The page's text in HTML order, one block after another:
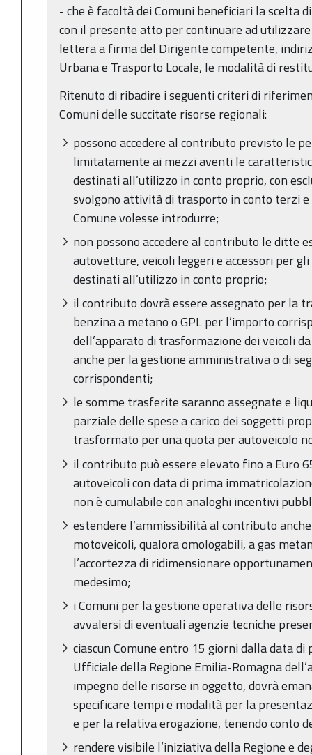
- che è facoltà dei Comuni beneficiari la scelta
con il presente atto per continuare ad
lettera a firma del Dirigente competente,
Urbana e Trasporto Locale, le modalità di
Ritenuto di ribadire i seguenti criteri di
Comuni delle succitate risorse regionali:
possono accedere al contributo previsto le
limitatamente ai mezzi aventi le
destinati all’utilizzo in conto proprio, con
svolgono attività di trasporto in conto terzi
Comune volesse introdurre;
non possono accedere al contributo le ditte
autovetture, veicoli leggeri e accessori per
destinati all’utilizzo in conto proprio;
il contributo dovrà essere assegnato per la
benzina a metano o GPL per l’importo
dell’apparato di trasformazione dei veicoli
anche per la gestione amministrativa o di
corrispondenti;
le somme trasferite saranno assegnate e
parziale delle spese a carico dei soggetti
trasformato per una quota per autoveicolo
il contributo può essere elevato fino a Euro
autoveicoli con data di prima
non è cumulabile con analoghi incentivi
estendere l’ammissibilità al contributo
motoveicoli, qualora omologabili, a gas
l’accortezza di ridimensionare
medesimo;
i Comuni per la gestione operativa delle
avvalersi di eventuali agenzie tecniche
ciascun Comune entro 15 giorni dalla data
Ufficiale della Regione Emilia-Romagna
impegno delle risorse in oggetto, dovrà
specificare tempi e modalità per la
e per la relativa erogazione, tenendo conto
rendere visibile l’iniziativa della Regione e